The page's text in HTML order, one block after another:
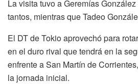
La visita tuvo a Geremías
tantos, mientras que Tadeo
El DT de Tokio aprovechó para
en el duro rival que tendrá en la
enfrente a San Martín de
la jornada inicial.